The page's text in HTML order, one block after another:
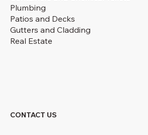
Plumbing
Patios and Decks
Gutters and Cladding
Real Estate
CONTACT US